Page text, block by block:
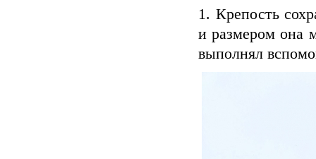
1. Крепость
и размером она
выполнял